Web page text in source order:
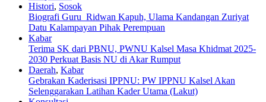
Histori, Sosok
Biografi Guru Ridwan Kapuh, Ulama Kandangan Zuriyat
Datu Kalampayan Pihak Perempuan
Kabar
Terima SK dari PBNU, PWNU Kalsel Masa Khidmat 2025-
2030 Perkuat Basis NU di Akar Rumput
Daerah, Kabar
Gebrakan Kaderisasi IPPNU: PW IPPNU Kalsel Akan
Selenggarakan Latihan Kader Utama (Lakut)